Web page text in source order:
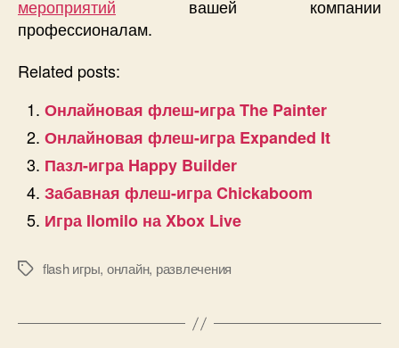
мероприятий вашей компании
профессионалам.
Related posts:
Онлайновая флеш-игра The Painter
Онлайновая флеш-игра Expanded It
Пазл-игра Happy Builder
Забавная флеш-игра Chickaboom
Игра Ilomilo на Xbox Live
Позначкиflash игры, онлайн, развлечения